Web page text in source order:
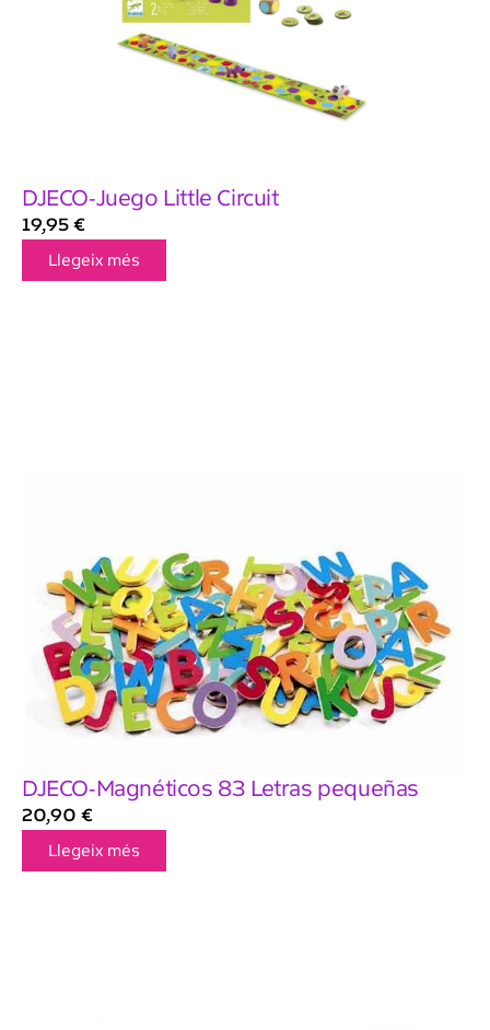
DJECO-Juego Little Circuit
19,95 €
Llegeix més
DJECO-Magnéticos 83 Letras pequeñas
20,90 €
Llegeix més